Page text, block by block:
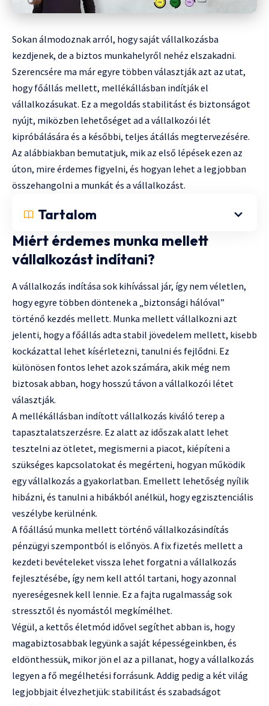
Sokan álmodoznak arról, hogy saját vállalkozásba
kezdjenek, de a biztos munkahelyről nehéz elszakadni.
Szerencsére ma már egyre többen választják azt az utat,
hogy főállás mellett, mellékállásban indítják el
vállalkozásukat. Ez a megoldás stabilitást és biztonságot
nyújt, miközben lehetőséget ad a vállalkozói lét
kipróbálására és a későbbi, teljes átállás megtervezésére.
Az alábbiakban bemutatjuk, mik az első lépések ezen az
úton, mire érdemes figyelni, és hogyan lehet a legjobban
összehangolni a munkát és a vállalkozást.
Tartalom
Miért érdemes munka mellett
vállalkozást indítani?
A vállalkozás indítása sok kihívással jár, így nem véletlen,
hogy egyre többen döntenek a „biztonsági hálóval”
történő kezdés mellett. Munka mellett vállalkozni azt
jelenti, hogy a főállás adta stabil jövedelem mellett, kisebb
kockázattal lehet kísérletezni, tanulni és fejlődni. Ez
különösen fontos lehet azok számára, akik még nem
biztosak abban, hogy hosszú távon a vállalkozói létet
választják.
A mellékállásban indított vállalkozás kiváló terep a
tapasztalatszerzésre. Ez alatt az időszak alatt lehet
tesztelni az ötletet, megismerni a piacot, kiépíteni a
szükséges kapcsolatokat és megérteni, hogyan működik
egy vállalkozás a gyakorlatban. Emellett lehetőség nyílik
hibázni, és tanulni a hibákból anélkül, hogy egzisztenciális
veszélybe kerülnénk.
A főállású munka mellett történő vállalkozásindítás
pénzügyi szempontból is előnyös. A fix fizetés mellett a
kezdeti bevételeket vissza lehet forgatni a vállalkozás
fejlesztésébe, így nem kell attól tartani, hogy azonnal
nyereségesnek kell lennie. Ez a fajta rugalmasság sok
stressztől és nyomástól megkímélhet.
Végül, a kettős életmód idővel segíthet abban is, hogy
magabiztosabbak legyünk a saját képességeinkben, és
eldönthessük, mikor jön el az a pillanat, hogy a vállalkozás
legyen a fő megélhetési forrásunk. Addig pedig a két világ
legjobbjait élvezhetjük: stabilitást és szabadságot